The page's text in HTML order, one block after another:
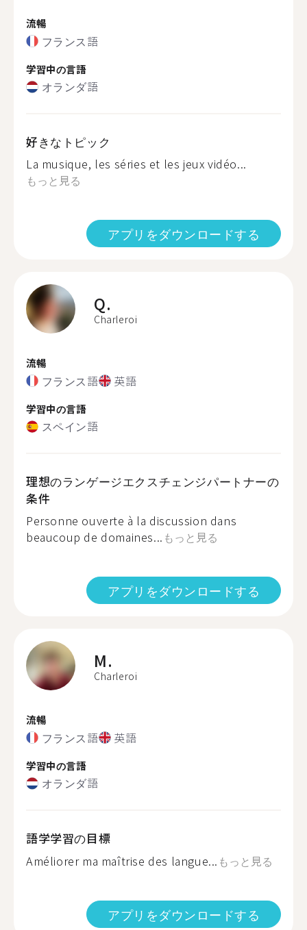
流暢
フランス語
学習中の言語
オランダ語
好きなトピック
La musique, les séries et les jeux vidéo...
もっと見る
アプリをダウンロードする
Q.
Charleroi
流暢
フランス語 英語
学習中の言語
スペイン語
理想のランゲージエクスチェンジパートナーの
条件
Personne ouverte à la discussion dans
beaucoup de domaines... もっと見る
アプリをダウンロードする
M.
Charleroi
流暢
フランス語 英語
学習中の言語
オランダ語
語学学習の目標
Améliorer ma maîtrise des langue... もっと見る
アプリをダウンロードする